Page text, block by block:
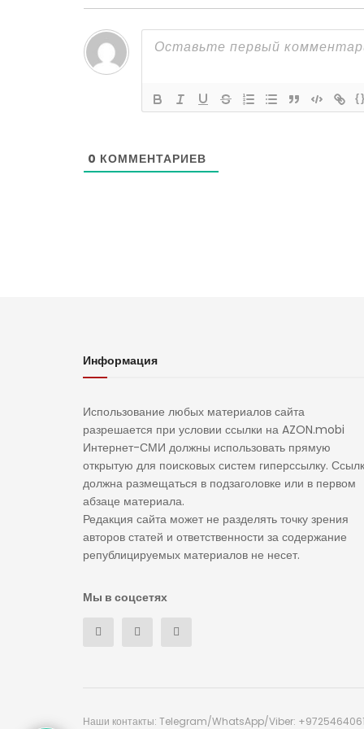
{}
0 КОММЕНТАРИЕВ
Информация
Использование любых материалов сайта
разрешается при условии ссылки на AZON.mobi
Интернет-СМИ должны использовать прямую
открытую для поисковых систем гиперссылку.
должна размещаться в подзаголовке или в первом
абзаце материала.
Редакция сайта может не разделять точку зрения
авторов статей и ответственности за содержание
републицируемых материалов не несет.
Мы в соцсетях
Наши контакты: Telegram/WhatsApp/Viber: